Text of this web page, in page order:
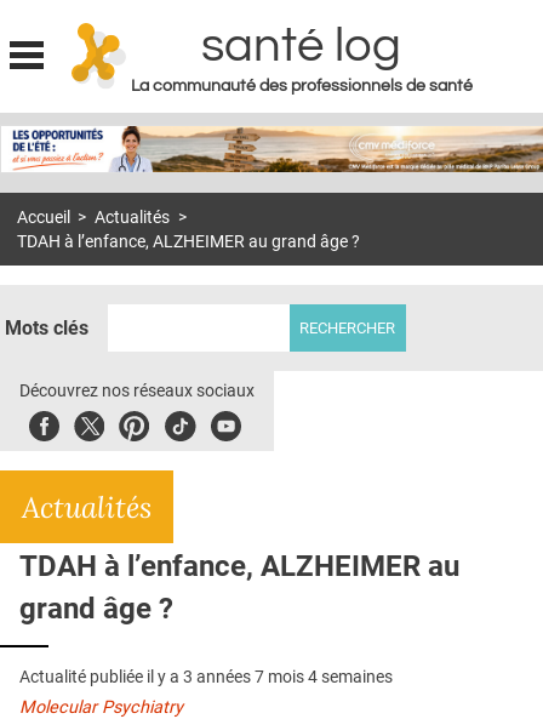
Jump to navigation
santé log
La communauté des professionnels de santé
MON COMPTE
S'ABONNER À LA REVUE SOIN À DOMICILE
DOSSIERS
E-REVUE SAD
L'APP
QUI SOMMES-NOUS ?
PUBLICITÉ
CONDITIONS GÉNÉRALES
CONTACT
Accueil > Actualités >
TDAH à l’enfance, ALZHEIMER au grand âge ?
Mots clés
Découvrez nos réseaux sociaux
FacebookTwitterPinterest
TiktokYoubute
Actualités
TDAH à l’enfance, ALZHEIMER au
grand âge ?
Actualité publiée il y a 3 années 7 mois 4 semaines
Molecular Psychiatry